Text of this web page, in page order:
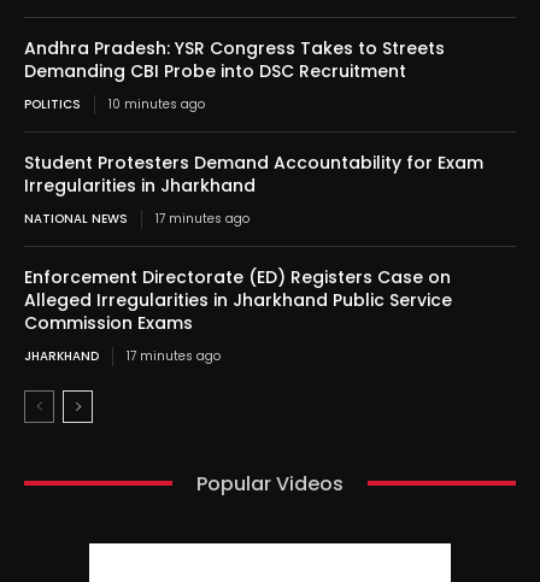
Andhra Pradesh: YSR Congress Takes to Streets
Demanding CBI Probe into DSC Recruitment
POLITICS 10 minutes ago
Student Protesters Demand Accountability for Exam
Irregularities in Jharkhand
NATIONAL NEWS 17 minutes ago
Enforcement Directorate (ED) Registers Case on
Alleged Irregularities in Jharkhand Public Service
Commission Exams
JHARKHAND 17 minutes ago
Popular Videos